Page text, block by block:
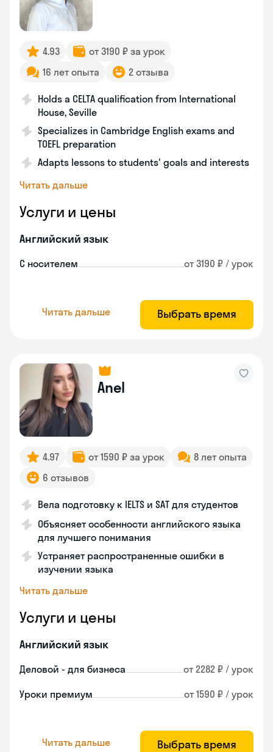
4.93
от 3190 ₽ за урок
16 лет опыта
2 отзыва
Holds a CELTA qualification from International
House, Seville
Specializes in Cambridge English exams and
TOEFL preparation
Adapts lessons to students' goals and interests
Читать дальше
Услуги и цены
Английский язык
С носителем от 3190 ₽ / урок
Читать дальше Выбрать время
Anel
4.97 от 1590 ₽ за урок
8 лет опыта
6 отзывов
Вела подготовку к IELTS и SAT для студентов
Объясняет особенности английского языка
для лучшего понимания
Устраняет распространенные ошибки в
изучении языка
Читать дальше
Услуги и цены
Английский язык
Деловой - для бизнеса от 2282 ₽ / урок
Уроки премиум от 1590 ₽ / урок
Читать дальше Выбрать время